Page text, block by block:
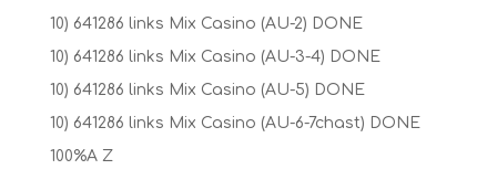
10) 641286 links Mix Casino (AU-2) DONE
10) 641286 links Mix Casino (AU-3-4) DONE
10) 641286 links Mix Casino (AU-5) DONE
10) 641286 links Mix Casino (AU-6-7chast) DONE
100%A Z